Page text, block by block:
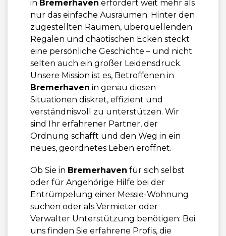
in Bremerhaven erfordert weit mehr als
nur das einfache Ausräumen. Hinter den
zugestellten Räumen, überquellenden
Regalen und chaotischen Ecken steckt
eine persönliche Geschichte – und nicht
selten auch ein großer Leidensdruck.
Unsere Mission ist es, Betroffenen in
Bremerhaven in genau diesen
Situationen diskret, effizient und
verständnisvoll zu unterstützen. Wir
sind Ihr erfahrener Partner, der
Ordnung schafft und den Weg in ein
neues, geordnetes Leben eröffnet.
Ob Sie in Bremerhaven für sich selbst
oder für Angehörige Hilfe bei der
Entrümpelung einer Messie-Wohnung
suchen oder als Vermieter oder
Verwalter Unterstützung benötigen: Bei
uns finden Sie erfahrene Profis, die